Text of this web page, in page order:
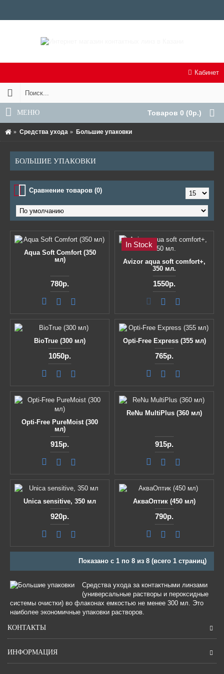
Товаров 0 (0р.)
Кабинет
МЕНЮ
Средства ухода Большие упаковки
БОЛЬШИЕ УПАКОВКИ
Сравнение товаров (0)
Aqua Soft Comfort (350
мл)
780р.
In Stock
Avizor aqua soft comfort+,
350 мл.
1550р.
BioTrue (300 мл)
1050р.
Opti-Free Express (355 мл)
765р.
Opti-Free PureMoist (300
мл)
915р.
ReNu MultiPlus (360 мл)
915р.
Unica sensitive, 350 мл
920р.
АкваОптик (450 мл)
790р.
Показано с 1 по 8 из 8 (всего 1 страниц)
Средства ухода за контактными линзами
(универсальные растворы и пероксидные
системы очистки) во флаконах емкостью не менее 300 мл. Это
наиболее экономичные упаковки растворов.
КОНТАКТЫ
ИНФОРМАЦИЯ